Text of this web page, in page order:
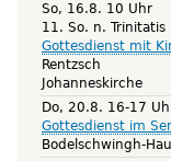
So, 16.8. 10 Uhr
11. So. n. Trinitatis
Gottesdienst mit
Rentzsch
Johanneskirche
Do, 20.8. 16-17
Gottesdienst im
Bodelschwingh-